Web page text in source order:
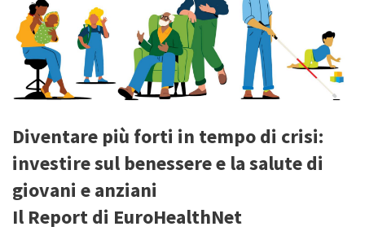
Diventare più forti in tempo di crisi:
investire sul benessere e la salute di
giovani e anziani
Il Report di EuroHealthNet